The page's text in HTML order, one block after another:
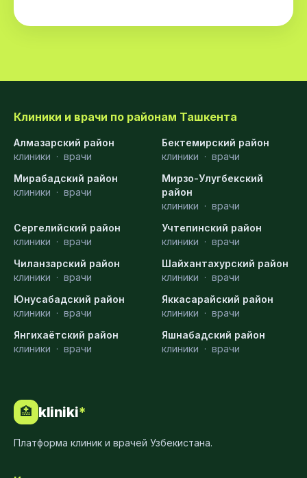
Клиники и врачи по районам Ташкента
Алмазарский район
клиники · врачи
Бектемирский район
клиники · врачи
Мирабадский район
клиники · врачи
Мирзо-Улугбекский
район
клиники · врачи
Сергелийский район
клиники · врачи
Учтепинский район
клиники · врачи
Чиланзарский район
клиники · врачи
Шайхантахурский район
клиники · врачи
Юнусабадский район
клиники · врачи
Яккасарайский район
клиники · врачи
Янгихаётский район
клиники · врачи
Яшнабадский район
клиники · врачи
🏥 kliniki*
Платформа клиник и врачей Узбекистана.